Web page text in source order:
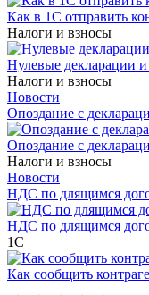
Как в 1С отправить
Налоги и взносы
Нулевые декларации
Налоги и взносы
Новости
Опоздание с
Опоздание с
Налоги и взносы
Новости
НДС по длящимся
НДС по длящимся
1С
Как сообщить